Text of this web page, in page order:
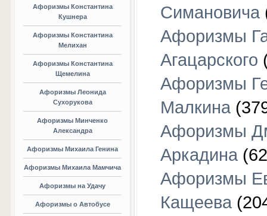
Афоризмы Константина
Кушнера
Афоризмы Константина
Мелихан
Афоризмы Константина
Щемелина
Афоризмы Леонида
Сухорукова
Афоризмы Минченко
Александра
Афоризмы Михаила Генина
Афоризмы Михаила Мамчича
Афоризмы на Удачу
Афоризмы о Автобусе
Симановича
Афоризмы
Агацарского
Афоризмы
Малкина
Афоризмы
Аркадина
Афоризмы
Кащеева